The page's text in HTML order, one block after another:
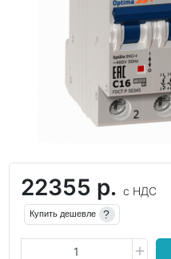
22355 р. с НДС
Купить дешевле ?